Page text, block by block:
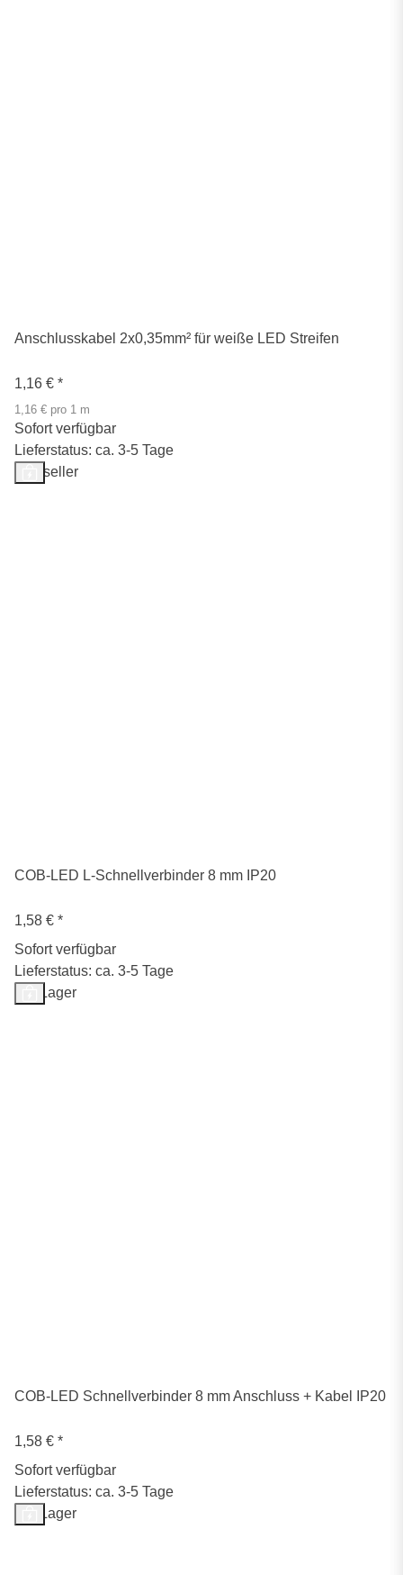
Anschlusskabel 2x0,35mm² für weiße LED Streifen
1,16 € *
1,16 € pro 1 m
Sofort verfügbar
Lieferstatus: ca. 3-5 Tage
Bestseller
COB-LED L-Schnellverbinder 8 mm IP20
1,58 € *
Sofort verfügbar
Lieferstatus: ca. 3-5 Tage
Auf Lager
COB-LED Schnellverbinder 8 mm Anschluss + Kabel IP20
1,58 € *
Sofort verfügbar
Lieferstatus: ca. 3-5 Tage
Auf Lager